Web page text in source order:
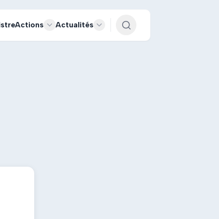
Actions Actualités